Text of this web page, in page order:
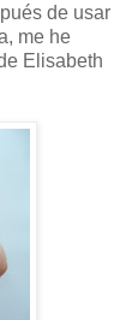
de usar
me he
Elisabeth